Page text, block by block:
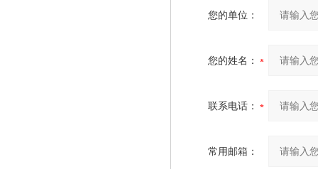
您的单位：
您的姓名：
联系电话：
常用邮箱：